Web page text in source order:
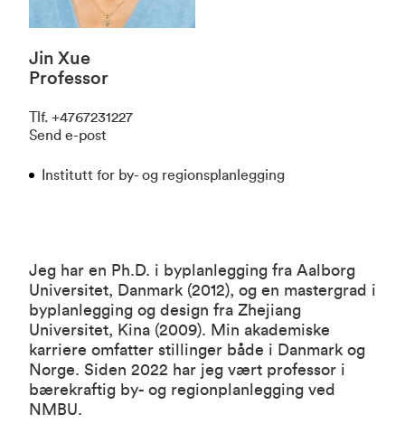
Jin Xue
Professor
Tlf. +4767231227
Send e-post
Institutt for by- og regionsplanlegging
Jeg har en Ph.D. i byplanlegging fra Aalborg
Universitet, Danmark (2012), og en mastergrad i
byplanlegging og design fra Zhejiang
Universitet, Kina (2009). Min akademiske
karriere omfatter stillinger både i Danmark og
Norge. Siden 2022 har jeg vært professor i
bærekraftig by- og regionplanlegging ved
NMBU.